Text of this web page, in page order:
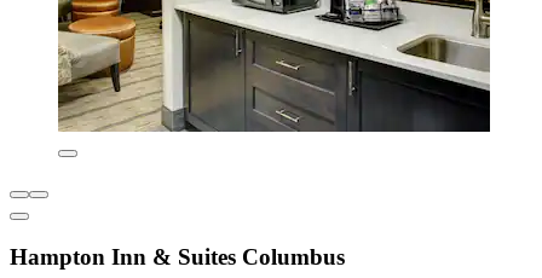
Hampton Inn & Suites Columbus